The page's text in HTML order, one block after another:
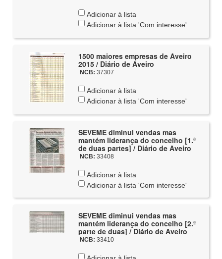
Adicionar à lista
Adicionar à lista 'Com interesse'
1500 maiores empresas de Aveiro
2015 / Diário de Aveiro
NCB: 37307
Adicionar à lista
Adicionar à lista 'Com interesse'
SEVEME diminui vendas mas
mantém liderança do concelho [1.ª
de duas partes] / Diário de Aveiro
NCB: 33408
Adicionar à lista
Adicionar à lista 'Com interesse'
SEVEME diminui vendas mas
mantém liderança do concelho [2.ª
parte de duas] / Diário de Aveiro
NCB: 33410